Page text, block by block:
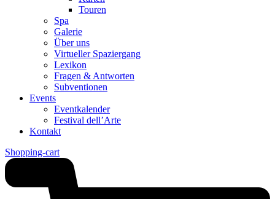
Touren
Spa
Galerie
Über uns
Virtueller Spaziergang
Lexikon
Fragen & Antworten
Subventionen
Events
Eventkalender
Festival dell’Arte
Kontakt
Shopping-cart